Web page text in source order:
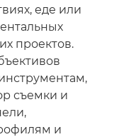
еде или
проектов.
съемки и
и